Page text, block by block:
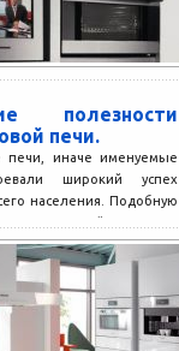
полезности
печи.
печи, иначе именуемые
широкий успех
населения. Подобную
этих печей можно
причинами:...